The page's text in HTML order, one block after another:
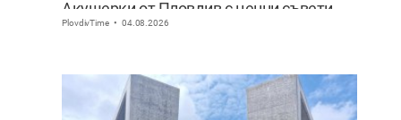
Акушерки от Пловдив с ценни съвети
към младите майки
PlovdivTime 04.08.2026